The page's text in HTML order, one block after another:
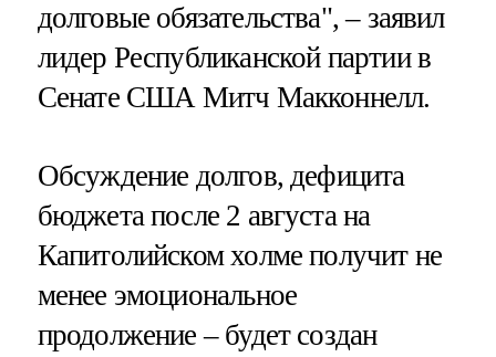
долговые обязательства", – заявил
лидер Республиканской партии в
Сенате США Митч Макконнелл.
Обсуждение долгов, дефицита
бюджета после 2 августа на
Капитолийском холме получит не
менее эмоциональное
продолжение – будет создан